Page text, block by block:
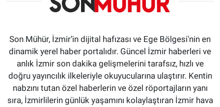
Son Mühür, İzmir’in dijital hafızası ve Ege Bölgesi'nin en
dinamik yerel haber portalıdır. Güncel İzmir haberleri ve
anlık İzmir son dakika gelişmelerini tarafsız, hızlı ve
doğru yayıncılık ilkeleriyle okuyucularına ulaştırır. Kentin
nabzını tutan özel haberlerin ve özel röportajların yanı
sıra, İzmirlilerin günlük yaşamını kolaylaştıran İzmir hava